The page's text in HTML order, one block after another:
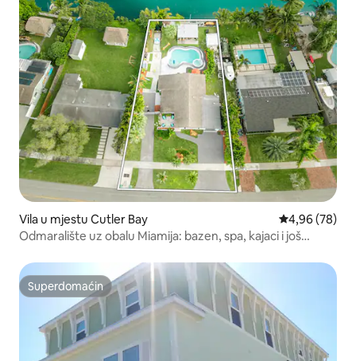
Vila u mjestu Cutler Bay Prosječna
4,96 (78)
Odmaralište uz obalu Miamija: bazen, spa, kajaci i još
Superdomaćin
Superdomaćin